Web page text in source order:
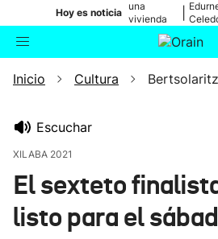
Hoy es noticia
una
vivienda
de Bilbao
Buscador
Inicio Cultura
Escuchar
XILABA 2021
El sexteto
listo para el